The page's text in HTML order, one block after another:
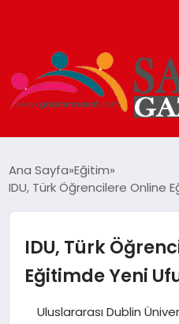
TEKNOLOJI
SIYASET
SPOR
Ana Sayfa Eğitim
IDU, Türk Öğrencilere Online
IDU, Türk
Eğitimde Yeni
Uluslararası Dublin